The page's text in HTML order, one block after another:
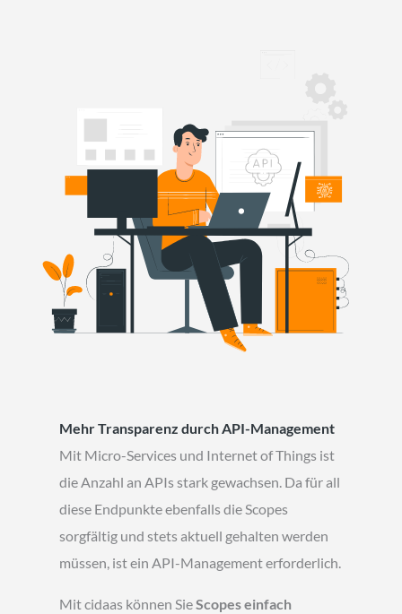
Mehr Transparenz durch API-Management
Mit Micro-Services und Internet of Things ist
die Anzahl an APIs stark gewachsen. Da für all
diese Endpunkte ebenfalls die Scopes
sorgfältig und stets aktuell gehalten werden
müssen, ist ein API-Management erforderlich.
Mit cidaas können SieScopes einfach